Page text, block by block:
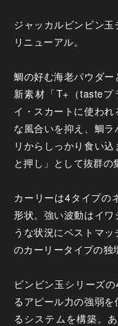
ジャッカルビンビン
リニューアル。
鯛の好む海老パウダ
新素材「T+（taste
イ・スカートに使わ
な風合いを抑え、鯛
リからしっかり食い
と押し」として抜群の
カーリーは4タイプの
形状。強い波動はイ
うな状況にベストマ
のカーリータイプの独
ビンビン玉シリーズ
るアピール力の強弱
るシステムを構築。